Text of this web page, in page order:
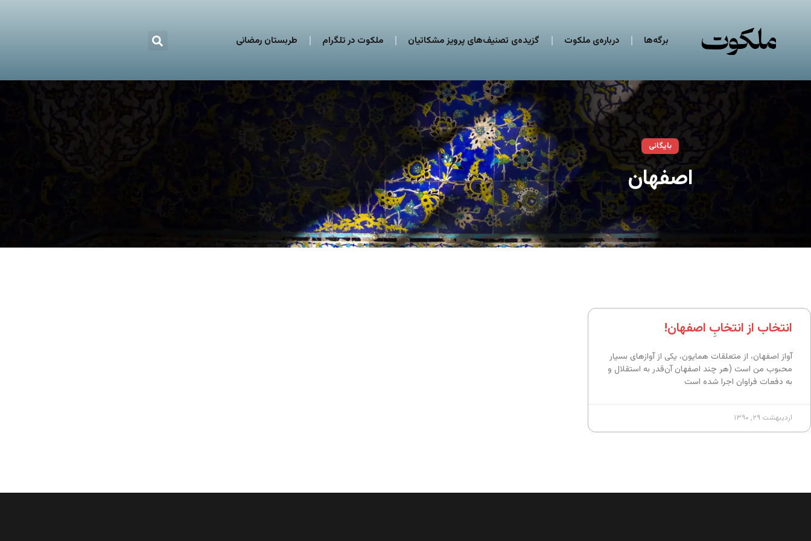
برگه‌ها درباره‌ی ملکوت گزیده‌ی تصنیف‌های پرویز مشکاتیان ملکوت در تلگرام طربستان رمضانی
بایگانی
اصفهان
انتخاب از انتخابِ اصفهان!
آواز اصفهان، از متعلقات همایون، یکی از آوازهای بسیار
محبوب من است (هر چند اصفهان آن‌قدر به استقلال و
به دفعات فراوان اجرا شده است
اردیبهشت ۲۹, ۱۳۹۰